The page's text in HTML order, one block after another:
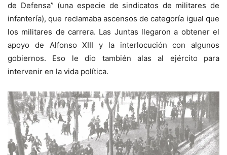
de Defensa” (una especie de sindicatos de militares de
infantería), que reclamaba ascensos de categoría igual que
los militares de carrera. Las Juntas llegaron a obtener el
apoyo de Alfonso XIII y la interlocución con algunos
gobiernos. Eso le dio también alas al ejército para
intervenir en la vida política.